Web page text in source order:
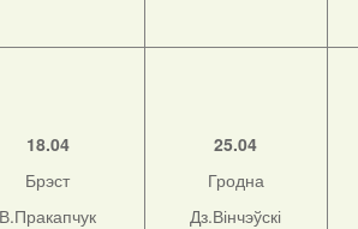
18.04
Брэст
В.Пракапчук
25.04
Гродна
Дз.Вінчэўскі